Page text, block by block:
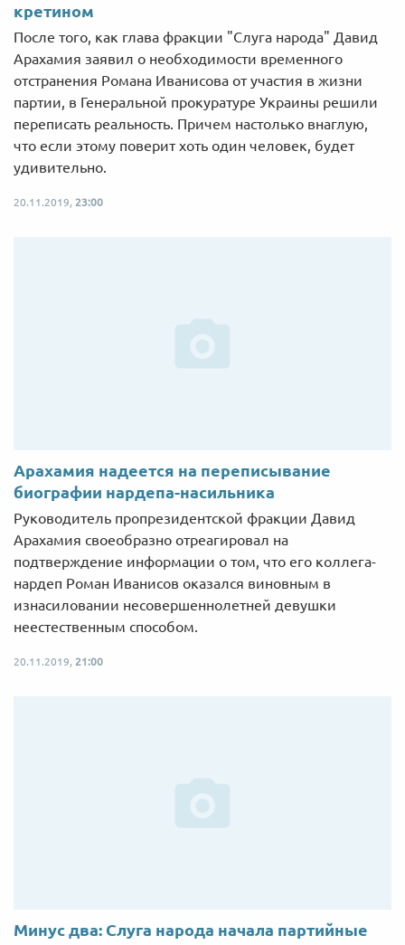
кретином
После того, как глава фракции "Слуга народа" Давид
Арахамия заявил о необходимости временного
отстранения Романа Иванисова от участия в жизни
партии, в Генеральной прокуратуре Украины решили
переписать реальность. Причем настолько внаглую,
что если этому поверит хоть один человек, будет
удивительно.
20.11.2019, 23:00
Арахамия надеется на переписывание
биографии нардепа-насильника
Руководитель пропрезидентской фракции Давид
Арахамия своеобразно отреагировал на
подтверждение информации о том, что его коллега-
нардеп Роман Иванисов оказался виновным в
изнасиловании несовершеннолетней девушки
неестественным способом.
20.11.2019, 21:00
Минус два: Слуга народа начала партийные